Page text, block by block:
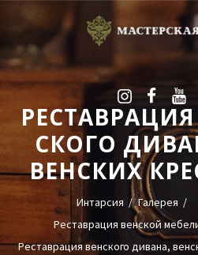
СКОГО
ВЕНСКИХ
Интарсия
Галерея
Реставрация венской
Реставрация венского дивана,
УСЛУГИ
ГАЛЕРЕЯ
ОЦЕНКА
БЛОГ
КОНТАКТЫ